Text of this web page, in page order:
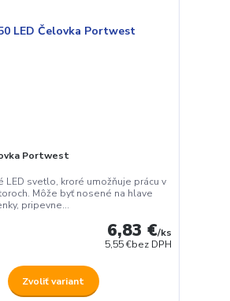
Portwest
LED svetlo, kroré umožňuje prácu v
Môže byť nosené na hlave
pripevne...
6,83 €/ks
5,55 €bez DPH
Zvoliť variant